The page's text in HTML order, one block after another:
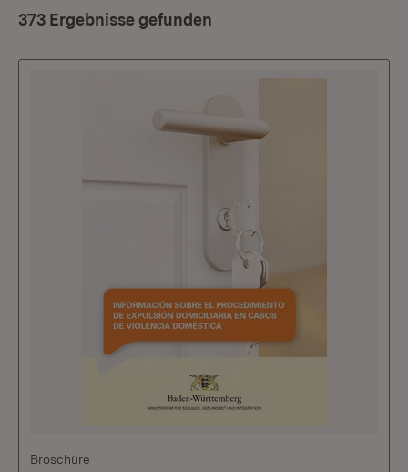
373 Ergebnisse gefunden
Broschüre